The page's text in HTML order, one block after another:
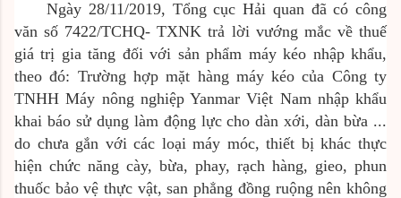
Ngày 28/11/2019, Tổng cục Hải quan đã có công
văn số 7422/TCHQ- TXNK trả lời vướng mắc về thuế
giá trị gia tăng đối với sản phẩm máy kéo nhập khẩu,
theo đó: Trường hợp mặt hàng máy kéo của Công ty
TNHH Máy nông nghiệp Yanmar Việt Nam nhập khẩu
khai báo sử dụng làm động lực cho dàn xới, dàn bừa ...
do chưa gắn với các loại máy móc, thiết bị khác thực
hiện chức năng cày, bừa, phay, rạch hàng, gieo, phun
thuốc bảo vệ thực vật, san phẳng đồng ruộng nên không